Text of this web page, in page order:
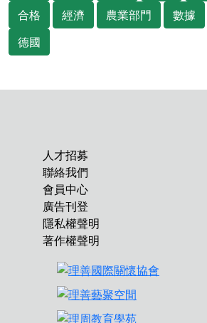
合格
經濟 農業部門 數據
德國
人才招募
聯絡我們
會員中心
廣告刊登
隱私權聲明
著作權聲明